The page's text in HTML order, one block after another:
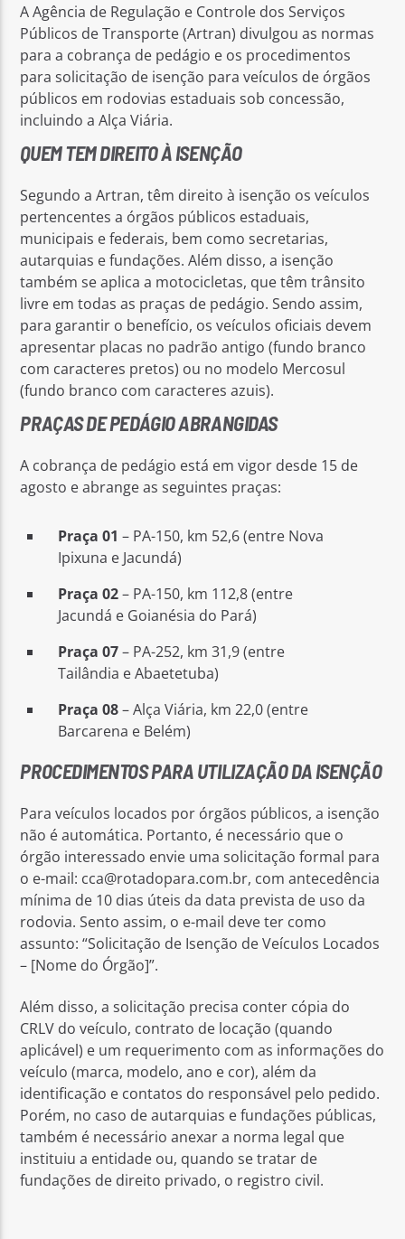
A Agência de Regulação e Controle dos Serviços
Públicos de Transporte (Artran) divulgou as normas
para a cobrança de pedágio e os procedimentos
para solicitação de isenção para veículos de órgãos
públicos em rodovias estaduais sob concessão,
incluindo a Alça Viária.
QUEM TEM DIREITO À ISENÇÃO
Segundo a Artran, têm direito à isenção os veículos
pertencentes a órgãos públicos estaduais,
municipais e federais, bem como secretarias,
autarquias e fundações. Além disso, a isenção
também se aplica a motocicletas, que têm trânsito
livre em todas as praças de pedágio. Sendo assim,
para garantir o benefício, os veículos oficiais devem
apresentar placas no padrão antigo (fundo branco
com caracteres pretos) ou no modelo Mercosul
(fundo branco com caracteres azuis).
PRAÇAS DE PEDÁGIO ABRANGIDAS
A cobrança de pedágio está em vigor desde 15 de
agosto e abrange as seguintes praças:
Praça 01 – PA-150, km 52,6 (entre Nova
Ipixuna e Jacundá)
Praça 02– PA-150, km 112,8 (entre
Jacundá e Goianésia do Pará)
Praça 07– PA-252, km 31,9 (entre
Tailândia e Abaetetuba)
Praça 08– Alça Viária, km 22,0 (entre
Barcarena e Belém)
PROCEDIMENTOS PARA UTILIZAÇÃO DA ISENÇÃO
Para veículos locados por órgãos públicos, a isenção
não é automática. Portanto, é necessário que o
órgão interessado envie uma solicitação formal para
o e-mail: cca@rotadopara.com.br, com antecedência
mínima de 10 dias úteis da data prevista de uso da
rodovia. Sento assim, o e-mail deve ter como
assunto: “Solicitação de Isenção de Veículos Locados
– [Nome do Órgão]”.
Além disso, a solicitação precisa conter cópia do
CRLV do veículo, contrato de locação (quando
aplicável) e um requerimento com as informações do
veículo (marca, modelo, ano e cor), além da
identificação e contatos do responsável pelo pedido.
Porém, no caso de autarquias e fundações públicas,
também é necessário anexar a norma legal que
instituiu a entidade ou, quando se tratar de
fundações de direito privado, o registro civil.